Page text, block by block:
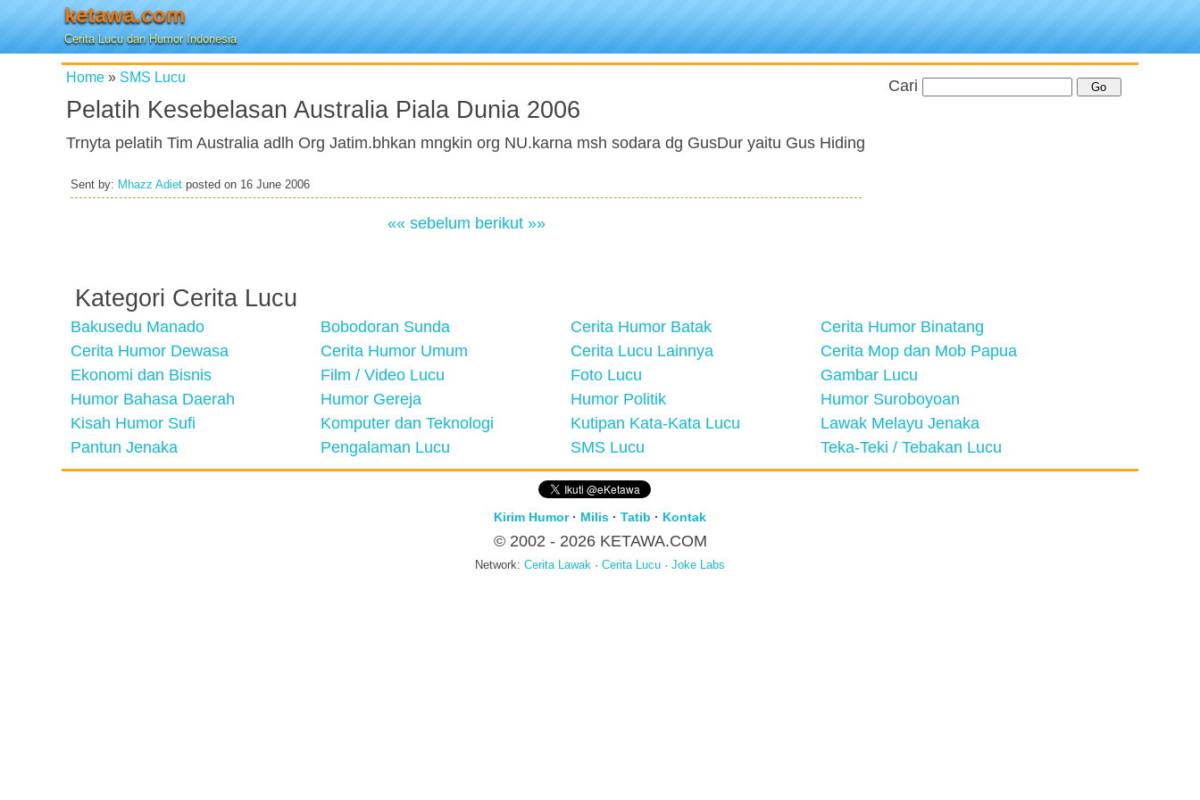
ketawa.com
Cerita Lucu dan Humor Indonesia
Home » SMS Lucu
Pelatih Kesebelasan Australia Piala Dunia 2006
Trnyta pelatih Tim Australia adlh Org Jatim.bhkan mngkin org NU.karna msh sodara dg GusDur yaitu Gus Hiding
Sent by: Mhazz Adiet posted on 16 June 2006
«« sebelum berikut »»
Cari
Kategori Cerita Lucu
Bakusedu Manado Bobodoran Sunda Cerita Humor Batak
Cerita Humor Binatang
Cerita Humor Dewasa
Cerita Humor Umum Cerita Lucu Lainnya
Cerita Mop dan Mob Papua
Ekonomi dan Bisnis
Film / Video Lucu Foto Lucu
Gambar Lucu
Humor Bahasa Daerah
Humor Gereja Humor Politik
Humor Suroboyoan
Kisah Humor Sufi
Komputer dan Teknologi Kutipan Kata-Kata Lucu
Lawak Melayu Jenaka
Pantun Jenaka
Pengalaman Lucu SMS Lucu Teka-Teki / Tebakan Lucu
Kirim Humor· Milis · Tatib · Kontak
© 2002 - 2026 KETAWA.COM
Network: Cerita Lawak · Cerita Lucu · Joke Labs